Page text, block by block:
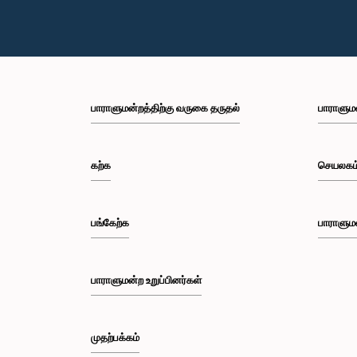
பாராளுமன்றத்திற்கு வருகை தருதல்
கற்க
பங்கேற்க
பாராளுமன்ற உறுப்பினர்கள்
முதற்பக்கம்